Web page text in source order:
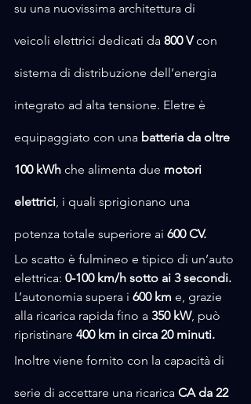
su una nuovissima architettura di
veicoli elettrici dedicati da 800 V con
sistema di distribuzione dell’energia
integrato ad alta tensione. Eletre è
equipaggiato con una batteria da oltre
100 kWh che alimenta due motori
elettrici, i quali sprigionano una
potenza totale superiore ai 600 CV.
Lo scatto è fulmineo e tipico di un’auto
elettrica: 0-100 km/h sotto ai 3 secondi.
L’autonomia supera i 600 km e, grazie
alla ricarica rapida fino a 350 kW, può
ripristinare 400 km in circa 20 minuti.
Inoltre viene fornito con la capacità di
serie di accettare una ricarica CA da 22